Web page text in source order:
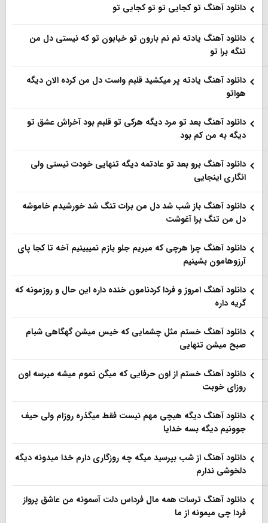
دانلود آهنگ تو کجایی تو تو کجایی تو
دانلود آهنگ یادته نم نم بارون تو خیابون تو که نیستی دل من
تنگه برا تو
دانلود آهنگ یادته پر میکشید قلبم واست دل من کرده الان دیگه
هواتو
دانلود آهنگ بعد تو مرد دیگه هرکی تو قلبم بود آخراش عشق تو
دیگه به من کم بود
دانلود آهنگ برو بعد تو عادتمه دیگه تنهایی خودت نیستی ولی
انگاری اینجایی
دانلود آهنگ باز شب شد دل من برات تنگ شد خورشیدم خاموشه
دل من تنگ برا آغوشت
دانلود آهنگ چرا هرچی که میریم جلو بازم نمیبینیم آخه تا کجا پای
آرزوهامون بشینیم
دانلود آهنگ امروز و فردا کردنامون خنده داره این حال و روزمونه که
گریه داره
دانلود آهنگ خستم مثل چشمایی که خیس میشن گهگاهی شبام
صبح میشن تنهایی
دانلود آهنگ خستم از اون حرفایی که میگن تموم میشه میرسه اون
روزای خوبت
دانلود آهنگ دیگه هیچی مهم نیست فقط میگذره روزام ولی حیف
جوونیم دیگه بسه خدایا
دانلود آهنگ از شب بپرسید میگه چه روزگاری دارم خدا میدونه دیگه
دلخوشی ندارم
دانلود آهنگ ترسات همه مال فرداس دلت آسمونه من عاشق پرواز
فردا چی میمونه از ما